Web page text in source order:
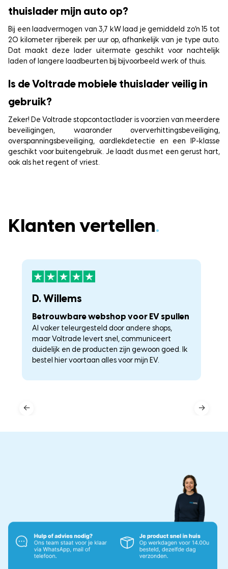
thuislader mijn auto op?
Bij een laadvermogen van 3,7 kW laad je gemiddeld zo’n 15 tot
20 kilometer rijbereik per uur op, afhankelijk van je type auto.
Dat maakt deze lader uitermate geschikt voor nachtelijk
laden of langere laadbeurten bij bijvoorbeeld werk of thuis.
Is de Voltrade mobiele thuislader veilig in
gebruik?
Zeker! De Voltrade stopcontactlader is voorzien van meerdere
beveiligingen, waaronder oververhittingsbeveiliging,
overspanningsbeveiliging, aardlekdetectie en een IP-klasse
geschikt voor buitengebruik. Je laadt dus met een gerust hart,
ook als het regent of vriest.
Klanten vertellen.
D. Willems
Betrouwbare webshop voor EV spullen
Al vaker teleurgesteld door andere shops,
maar Voltrade levert snel, communiceert
duidelijk en de producten zijn gewoon goed. Ik
bestel hier voortaan alles voor mijn EV.
← →